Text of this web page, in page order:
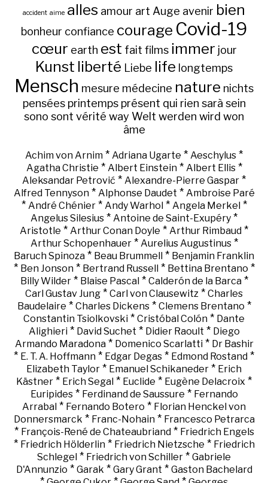
accident aime alles amour art Auge avenir bien
bonheur confiance courage Covid-19
cœur earth est fait films immer jour
Kunst liberté Liebe life longtemps
Mensch mesure médecine nature nichts
pensées printemps présent qui rien sarà sein
sono sont vérité way Welt werden wird won
âme
Achim von Arnim * Adriana Ugarte * Aeschylus *
Agatha Christie * Albert Einstein* Albert Ellis*
Aleksandar Petrović * Alexandre-Pierre Gaspar *
Alfred Tennyson* Alphonse Daudet * Ambroise Paré
* André Chénier* Andy Warhol * Angela Merkel *
Angelus Silesius * Antoine de Saint-Exupéry *
Aristotle * Arthur Conan Doyle * Arthur Rimbaud *
Arthur Schopenhauer* Aurelius Augustinus*
Baruch Spinoza * Beau Brummell * Benjamin Franklin
* Ben Jonson* Bertrand Russell * Bettina Brentano *
Billy Wilder* Blaise Pascal* Calderón de la Barca*
Carl Gustav Jung * Carl von Clausewitz * Charles
Baudelaire * Charles Dickens* Clemens Brentano *
Constantin Tsiolkovski * Cristóbal Colón * Dante
Alighieri* David Suchet * Didier Raoult * Diego
Armando Maradona* Domenico Scarlatti* Dr Bashir
* E. T. A. Hoffmann * Edgar Degas * Edmond Rostand *
Elizabeth Taylor * Emanuel Schikaneder * Erich
Kästner * Erich Segal * Euclide * Eugène Delacroix *
Euripides* Ferdinand de Saussure * Fernando
Arrabal * Fernando Botero * Florian Henckel von
Donnersmarck * Franc-Nohain* Francesco Petrarca
* François-René de Chateaubriand* Friedrich Engels
* Friedrich Hölderlin* Friedrich Nietzsche * Friedrich
Schlegel * Friedrich von Schiller * Gabriele
D'Annunzio * Garak * Gary Grant * Gaston Bachelard